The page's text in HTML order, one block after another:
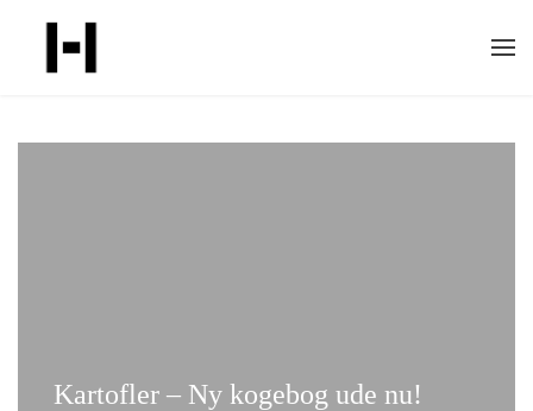
content
Kartofler – Ny kogebog ude nu!